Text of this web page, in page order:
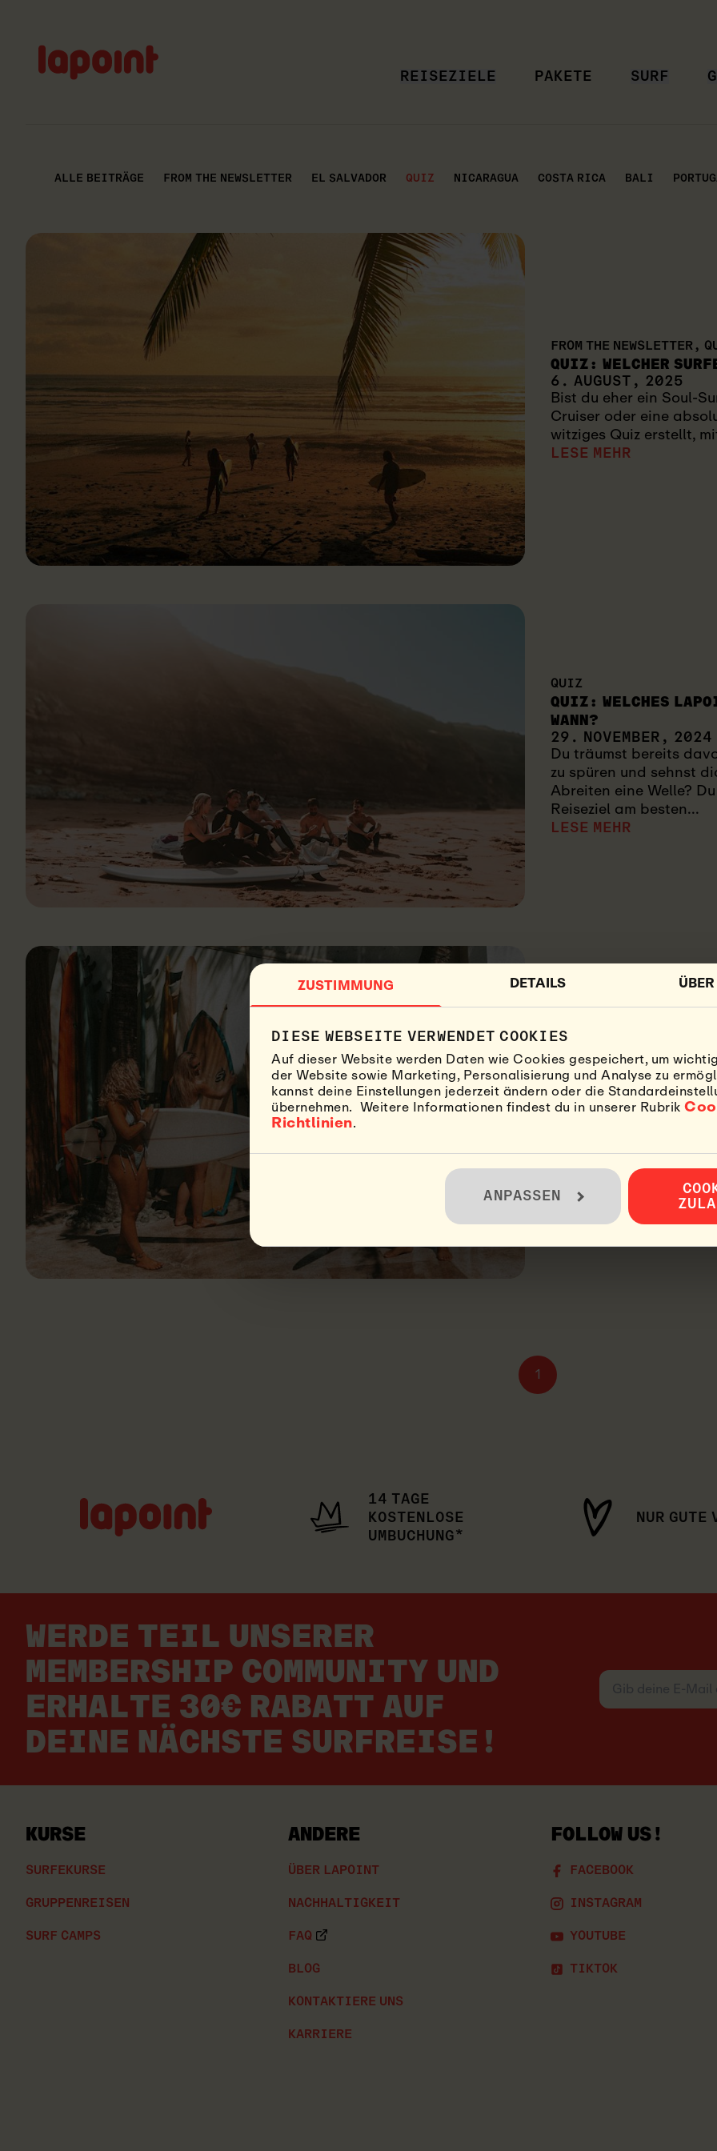
ZUSTIMMUNG DETAILS
DIESE WEBSEITE VERWENDET COOKIES
Auf dieser Website werden Daten wie Cookies gespeichert, um
der Website sowie Marketing, Personalisierung und Analyse zu
kannst deine Einstellungen jederzeit ändern oder die
übernehmen. Weitere Informationen findest du in unserer Rubrik
Richtlinien.
ANPASSEN
Lapoint REISEZIELE PAKETE SURF
ALLE BEITRÄGE FROM THE NEWSLETTER EL SALVADOR QUIZ NICARAGUA COSTA RICA BALI
FROM THE NEWSLETTER,
QUIZ: WELCHER
6. AUGUST, 2025
Bist du eher ein Soul-
Cruiser oder eine
witziges Quiz erstellt,
LESE MEHR
QUIZ
QUIZ: WELCHES
WANN?
29. NOVEMBER, 2024
Du träumst bereits
zu spüren und sehnst
Abreiten eine Welle?
Reiseziel am besten...
LESE MEHR
MACH 2024 ZU
AUF DICH?
4. MÄRZ, 2024
Bist du dabei, einen
einzigartige Zeit
sich für eine
LESE MEHR
1
Lapoint
14 TAGE
KOSTENLOSE
UMBUCHUNG*
NUR GUTE
WERDE TEIL UNSERER
MEMBERSHIP COMMUNITY UND
ERHALTE 30€ RABATT AUF
DEINE NÄCHSTE SURFREISE!
Gib
deine
E-
KURSE
SURFEKURSE
GRUPPENREISEN
SURF CAMPS
ANDERE
ÜBER LAPOINT
NACHHALTIGKEIT
FAQ
BLOG
KONTAKTIERE UNS
KARRIERE
FOLLOW US!
FACEBOOK
INSTAGRAM
YOUTUBE
TIKTOK